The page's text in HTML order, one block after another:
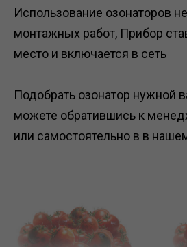
Использование озонаторов
монтажных работ, Прибор
место и включается в сеть
Подобрать озонатор нужной
можете обратившись к
или самостоятельно в в